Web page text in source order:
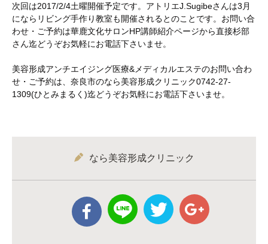
次回は2017/2/4土曜開催予定です。アトリエJ.Sugibeさんは3月
にならリビング手作り教室も開催されるとのことです。お問い合
わせ・ご予約は華鹿文化サロンHP講師紹介ページから直接杉部
さん迄どうぞお気軽にお電話下さいませ。
美容形成アンチエイジング医療&メディカルエステのお問い合わ
せ・ご予約は、奈良市のなら美容形成クリニック0742-27-
1309(ひとみまるく)迄どうぞお気軽にお電話下さいませ。
なら美容形成クリニック